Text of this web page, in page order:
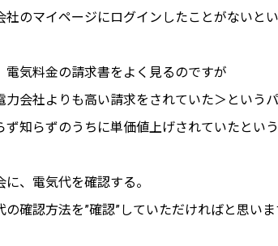
社のマイページにログインしたことがないと
電気料金の請求書をよく見るのですが
力会社よりも高い請求をされていた＞という
ず知らずのうちに単価値上げされていたという
、電気代を確認する。
の確認方法を”確認”していただければと思いま